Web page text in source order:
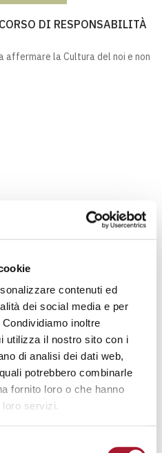
contenuti ed
dei social media e per
inoltre
utilizza il nostro sito con i
di analisi dei dati web,
potrebbero combinarle
fornito loro o che hanno
servizi.
DI RESPONSABILITÀ
affermare la Cultura del noi e non
UN FALLIMENTO
UN FALLIMENTO
per esempio di escludere gli
DEGLI